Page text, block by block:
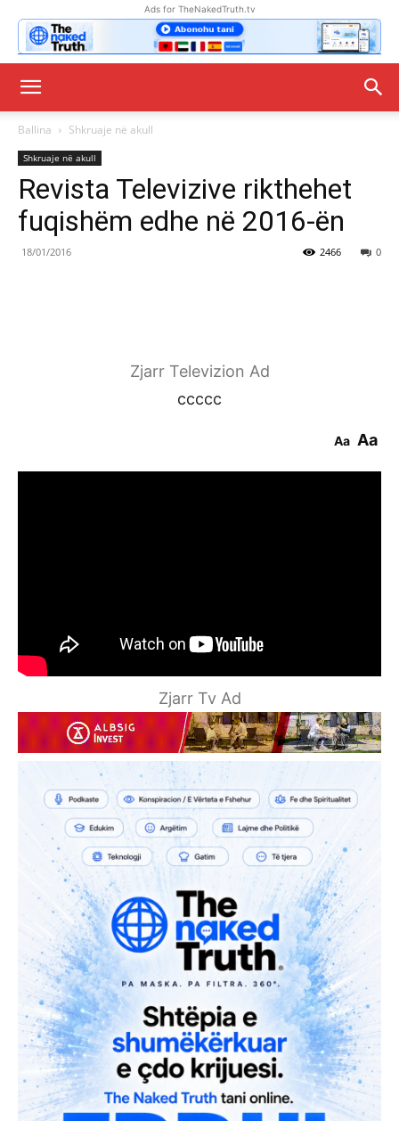
Ads for TheNakedTruth.tv
Ballina Shkruaje në akull
Shkruaje në akull
Revista Televizive rikthehet
fuqishëm edhe në 2016-ën
18/01/2016 0
2466
Zjarr Televizion Ad
ccccc
Aa Aa
Zjarr Tv Ad